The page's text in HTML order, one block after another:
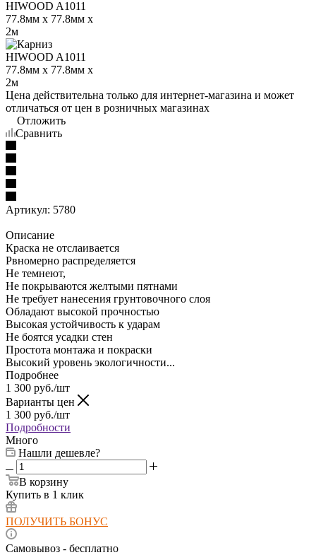
Цена действительна только для интернет-магазина и может
отличаться от цен в розничных магазинах
Отложить
Сравнить
Артикул: 5780
Описание
Краска не отслаивается
Рвномерно распределяется
Не темнеют,
Не покрываются желтыми пятнами
Не требует нанесения грунтовочного слоя
Обладают высокой прочностью
Высокая устойчивость к ударам
Не боятся усадки стен
Простота монтажа и покраски
Высокий уровень экологичности...
Подробнее
1 300 руб./шт
Варианты цен
1 300 руб./шт
Подробности
Много
Нашли дешевле?
В корзину
Купить в 1 клик
ПОЛУЧИТЬ БОНУС
Самовывоз - бесплатно